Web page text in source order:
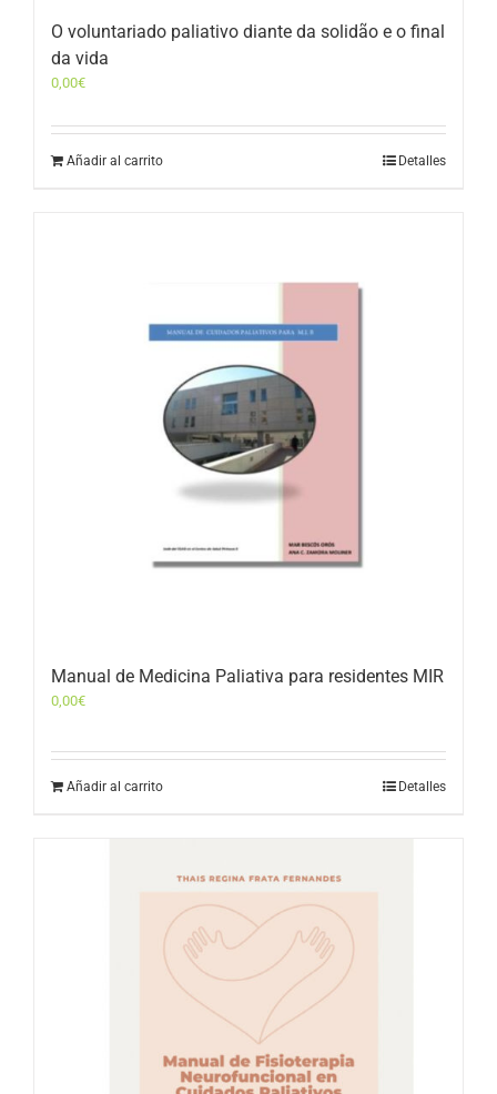
O voluntariado paliativo diante da solidão e o final
da vida
0,00€
Añadir al carrito Detalles
Manual de Medicina Paliativa para residentes MIR
0,00€
Añadir al carrito Detalles